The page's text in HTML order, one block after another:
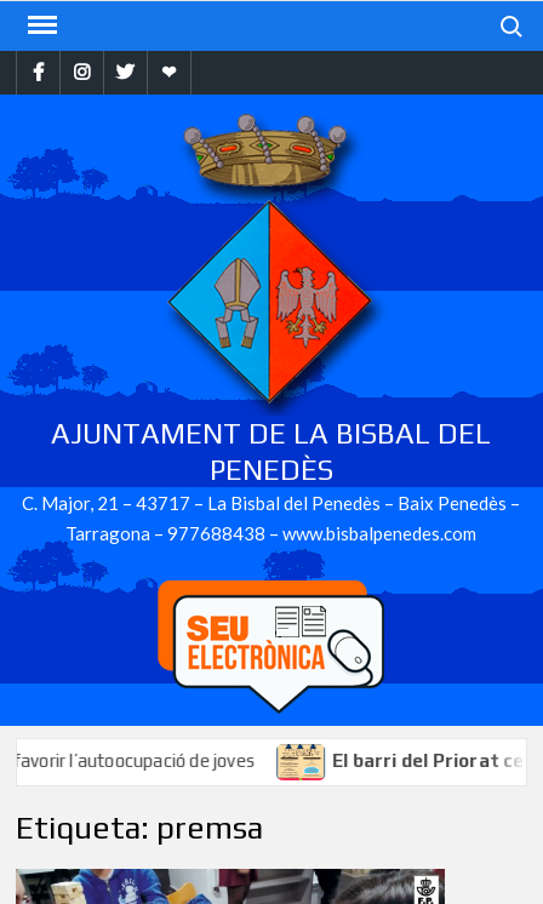
Skip
contentFacebookInstragram
TwitterEbando
AJUNTAMENT DE LA BISBAL DEL
PENEDÈS
C. Major, 21 – 43717 – La Bisbal del Penedès – Baix Penedès –
Tarragona – 977688438 – www.bisbalpenedes.com
de joves El barri del Priorat celebrarà
Etiqueta: premsa